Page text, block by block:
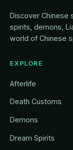
Discover Chinese
spirits, demons,
world of Chinese
EXPLORE
Afterlife
Death Customs
Demons
Dream Spirits